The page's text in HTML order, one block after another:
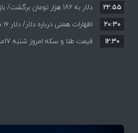
دلار به 186 هزار تومان
احتمالی هرمز چه واکنشی نشان
۲۲:۵۵
این افزایش طبیعی است
۲۰:۳۰
۱۲:۳۰